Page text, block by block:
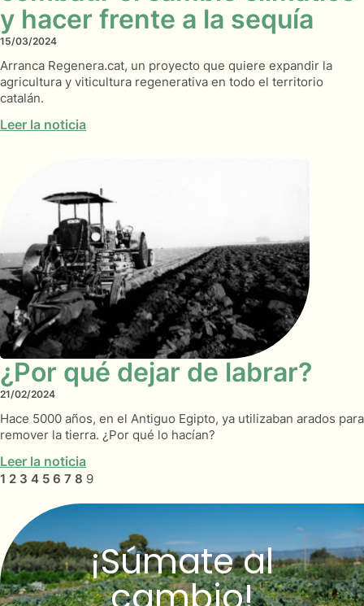
y hacer frente a la sequía
15/03/2024
Arranca Regenera.cat, un proyecto que quiere expandir la
agricultura y viticultura regenerativa en todo el territorio
catalán.
Leer la noticia
¿Por qué dejar de labrar?
21/02/2024
Hace 5000 años, en el Antiguo Egipto, ya utilizaban arados para
remover la tierra. ¿Por qué lo hacían?
Leer la noticia
1 2 3 4 5 6 7 8 9
¡Súmate al